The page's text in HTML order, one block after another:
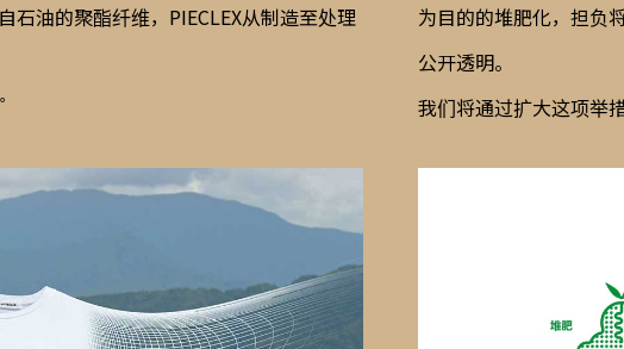
石油的聚酯纤维，PIECLEX从制造至处理
为目的的堆肥化，担负
公开透明。
我们将通过扩大这项举